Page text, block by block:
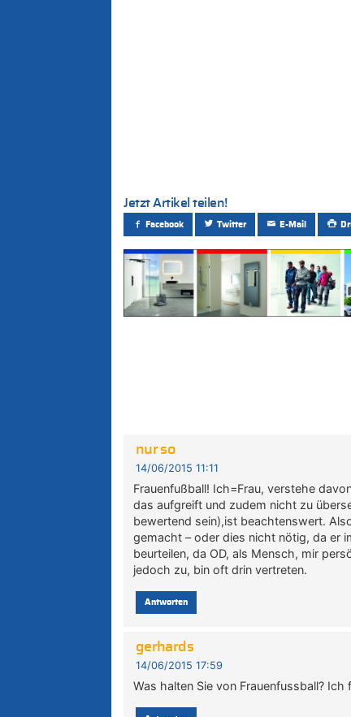
Jetzt Artikel teilen!
Facebook Twitter E-Mail
nur so
14/06/2015 11:11
Frauenfußball! Ich=Frau, verstehe
das aufgreift und zudem nicht zu
bewertend sein),ist beachtenswert.
gemacht – oder dies nicht nötig, da er
beurteilen, da OD, als Mensch, mir
jedoch zu, bin oft drin vertreten.
Antworten
gerhards
14/06/2015 17:59
Was halten Sie von Frauenfussball? Ich